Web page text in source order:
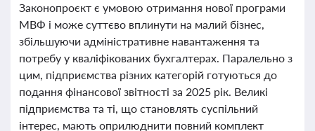
Законопроєкт є умовою отримання нової програми
МВФ і може суттєво вплинути на малий бізнес,
збільшуючи адміністративне навантаження та
потребу у кваліфікованих бухгалтерах. Паралельно з
цим, підприємства різних категорій готуються до
подання фінансової звітності за 2025 рік. Великі
підприємства та ті, що становлять суспільний
інтерес, мають оприлюднити повний комплект